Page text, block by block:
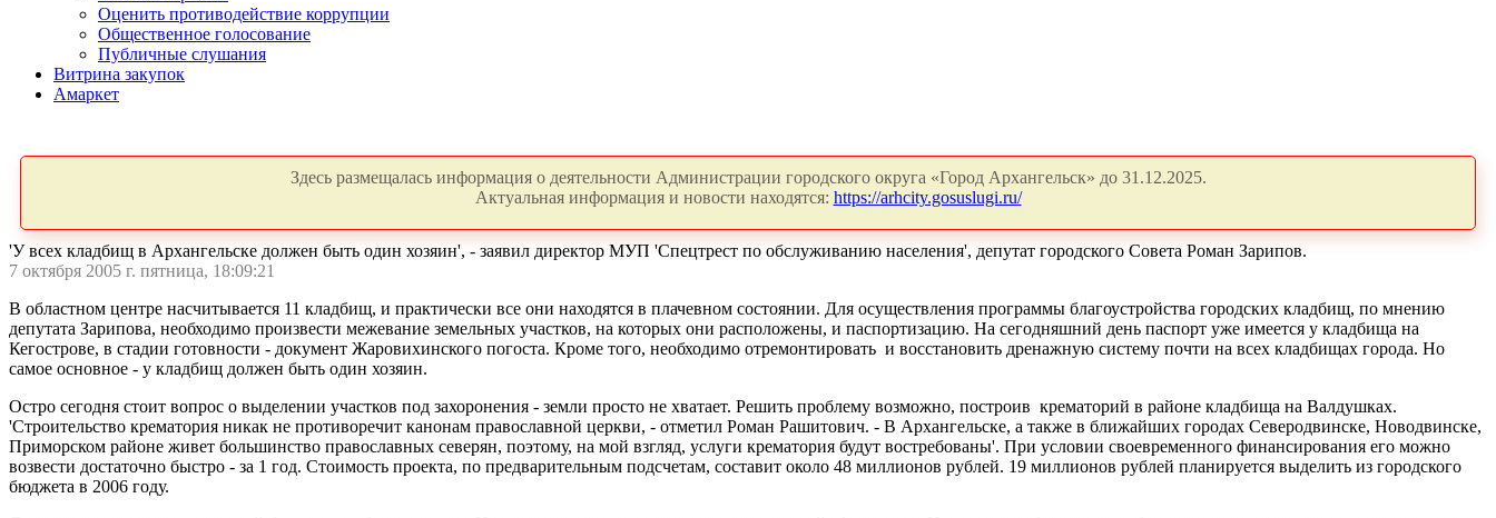
Оценить противодействие коррупции
Общественное голосование
Публичные слушания
Витрина закупок
Амаркет
Здесь размещалась информация о деятельности Администрации городского округа «Город Архангельск» до 31.12.2025.
Актуальная информация и новости находятся: https://arhcity.gosuslugi.ru/
'У всех кладбищ в Архангельске должен быть один хозяин', - заявил директор МУП 'Спецтрест по обслуживанию населения', депутат городского Совета Роман Зарипов.
7 октября 2005 г. пятница, 18:09:21
В областном центре насчитывается 11 кладбищ, и практически все они находятся в плачевном состоянии. Для осуществления программы благоустройства городских кладбищ, по мнению
депутата Зарипова, необходимо произвести межевание земельных участков, на которых они расположены, и паспортизацию. На сегодняшний день паспорт уже имеется у кладбища на
Кегострове, в стадии готовности - документ Жаровихинского погоста. Кроме того, необходимо отремонтировать и восстановить дренажную систему почти на всех кладбищах города. Но
самое основное - у кладбищ должен быть один хозяин.
Остро сегодня стоит вопрос о выделении участков под захоронения - земли просто не хватает. Решить проблему возможно, построив крематорий в районе кладбища на Валдушках.
'Строительство крематория никак не противоречит канонам православной церкви, - отметил Роман Рашитович. - В Архангельске, а также в ближайших городах Северодвинске, Новодвинске,
Приморском районе живет большинство православных северян, поэтому, на мой взгляд, услуги крематория будут востребованы'. При условии своевременного финансирования его можно
возвести достаточно быстро - за 1 год. Стоимость проекта, по предварительным подсчетам, составит около 48 миллионов рублей. 19 миллионов рублей планируется выделить из городского
бюджета в 2006 году.